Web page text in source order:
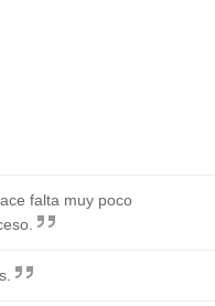
falta muy poco